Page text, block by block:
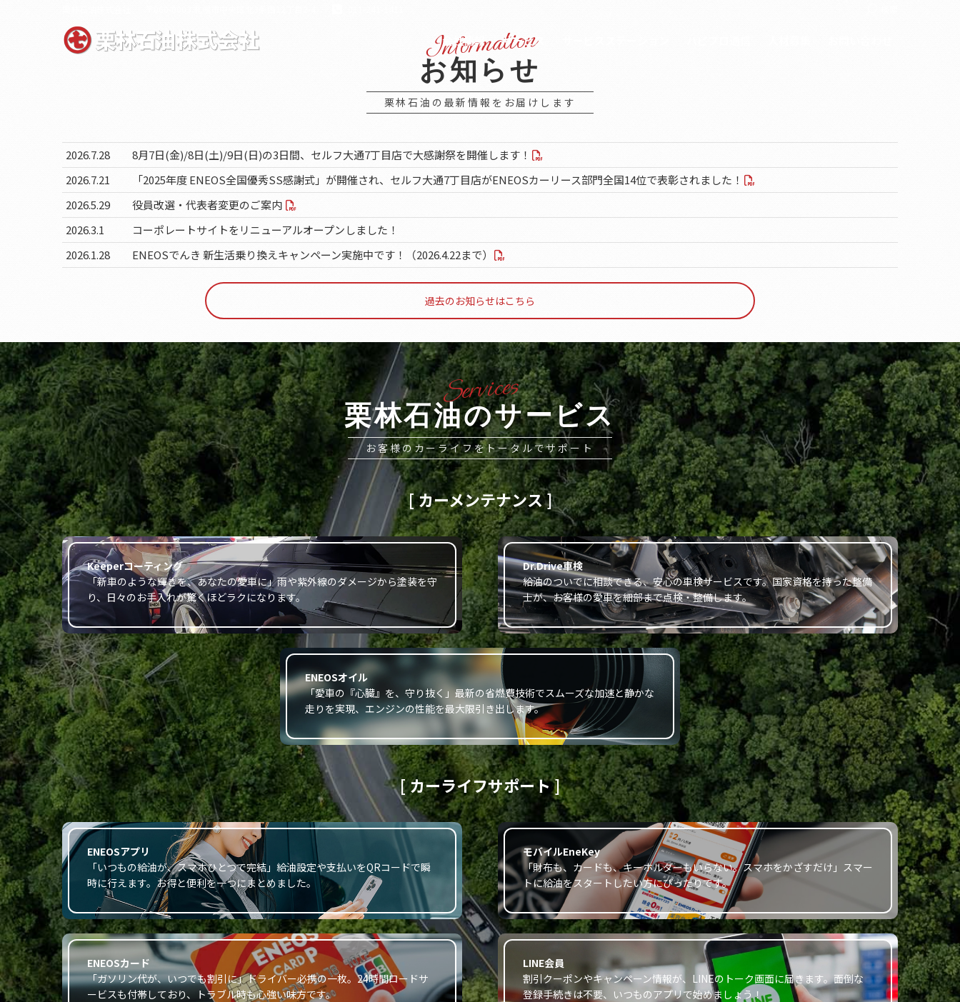
会社情報 サービス
お知らせ
栗林石油の最新情報をお届けします
2026.7.28
8月7日(金)/8日(土)/9日(日)の3日間、セルフ大通7丁目店で大感謝祭を開催します！
2026.7.21
「2025年度 ENEOS全国優秀SS感謝式」が開催され、セルフ大通7丁目店がENEOSカーリース部門全国14位で表彰されました！
2026.5.29
役員改選・代表者変更のご案内
2026.3.1
コーポレートサイトをリニューアルオープンしました！
2026.1.28
ENEOSでんき 新生活乗り換えキャンペーン実施中です！（2026.4.22まで）
過去のお知らせはこちら
栗林石油のサービス
お客様のカーライフをトータルでサポート
[ カーメンテナンス ]
Keeperコーティング
「新車のような輝きを、あなたの愛車に」雨や紫外線のダメージから塗装を守
り、日々のお手入れが驚くほどラクになります。
Dr.Drive車検
給油のついでに相談できる、安心の車検サービスです。国家資格を持った整備
士が、お客様の愛車を細部まで点検・整備します。
ENEOSオイル
「愛車の『心臓』を、守り抜く」最新の省燃費技術でスムーズな加速と静かな
走りを実現、エンジンの性能を最大限引き出します。
[ カーライフサポート ]
ENEOSアプリ
「いつもの給油が、スマホひとつで完結」給油設定や支払いをQRコードで瞬
時に行えます。お得と便利を一つにまとめました。
モバイルEneKey
「財布も、カードも、キーホルダーもいらない。スマホをかざすだけ」スマー
トに給油をスタートしたい方にぴったりです。
ENEOSカード
「ガソリン代が、いつでも割引に」ドライバー必携の一枚。24時間ロードサ
ービスも付帯しており、トラブル時も心強い味方です。
LINE会員
割引クーポンやキャンペーン情報が、LINEのトーク画面に届きます。面倒な
登録手続きは不要、いつものアプリで始めましょう！